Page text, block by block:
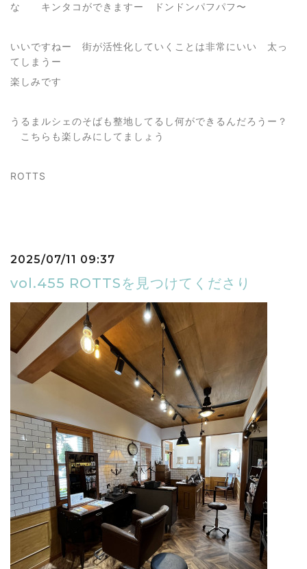
な キンタコができますー ドンドンパフパフ〜
いいですねー 街が活性化していくことは非常にいい 太っ
てしまうー
楽しみです
うるまルシェのそばも整地してるし何ができるんだろうー？
こちらも楽しみにしてましょう
ROTTS
2025/07/11 09:37
vol.455 ROTTSを見つけてくださり